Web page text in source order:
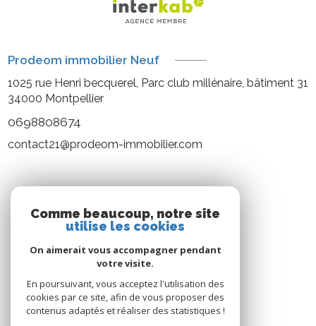
Prodeom immobilier Neuf
1025 rue Henri becquerel, Parc club millénaire, bâtiment 31
34000 Montpellier
0698808674
contact21@prodeom-immobilier.com
Nous suivre
Comme beaucoup, notre site
utilise les cookies
On aimerait vous accompagner pendant
votre visite.
En poursuivant, vous acceptez l'utilisation des
cookies par ce site, afin de vous proposer des
contenus adaptés et réaliser des statistiques !